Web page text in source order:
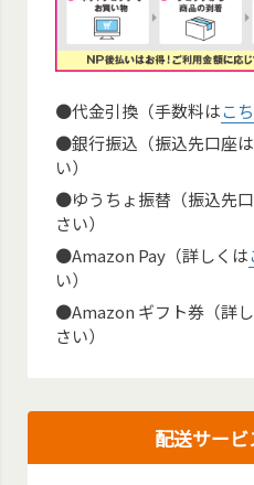
●代金引換（手数料はこ
●銀行振込（振込先口座は
い）
●ゆうちょ振替（振込先
さい）
●Amazon Pay（詳しくは
い）
●Amazon ギフト券（詳
さい）
配送サー